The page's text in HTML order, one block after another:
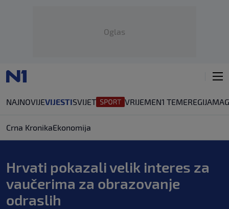
Oglas
NAJNOVIJEVIJESTISVIJET VRIJEMEN1 TEMEREGIJA
Crna KronikaEkonomija
Hrvati pokazali velik interes za
vaučerima za obrazovanje
odraslih